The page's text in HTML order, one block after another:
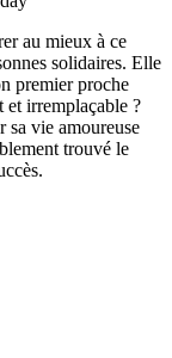
au mieux à ce
solidaires. Elle
premier proche
et irremplaçable ?
sa vie amoureuse
trouvé le